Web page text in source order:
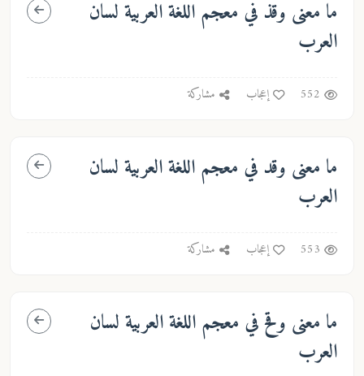
ما معنى وقذفي معجم اللغة العربية لسان
العرب
552 إعجاب مشاركة
ما معنى وقدفي معجم اللغة العربية لسان
العرب
553 إعجاب مشاركة
ما معنى وقحفي معجم اللغة العربية لسان
العرب